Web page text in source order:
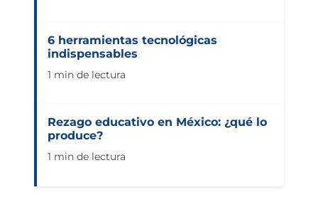
6 herramientas tecnológicas
indispensables
1 min de lectura
Rezago educativo en México: ¿qué lo
produce?
1 min de lectura